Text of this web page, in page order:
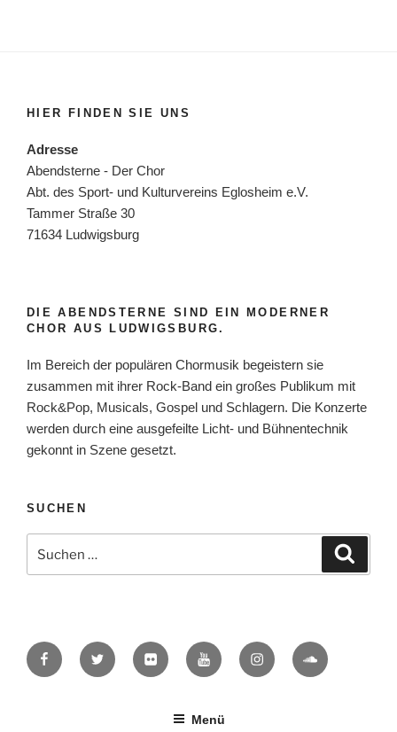
HIER FINDEN SIE UNS
Adresse
Abendsterne - Der Chor
Abt. des Sport- und Kulturvereins Eglosheim e.V.
Tammer Straße 30
71634 Ludwigsburg
DIE ABENDSTERNE SIND EIN MODERNER
CHOR AUS LUDWIGSBURG.
Im Bereich der populären Chormusik begeistern sie
zusammen mit ihrer Rock-Band ein großes Publikum mit
Rock&Pop, Musicals, Gospel und Schlagern. Die Konzerte
werden durch eine ausgefeilte Licht- und Bühnentechnik
gekonnt in Szene gesetzt.
SUCHEN
nach:
FacebookTwitter Flickr YouTubeInstagram SoundCloud
Menü